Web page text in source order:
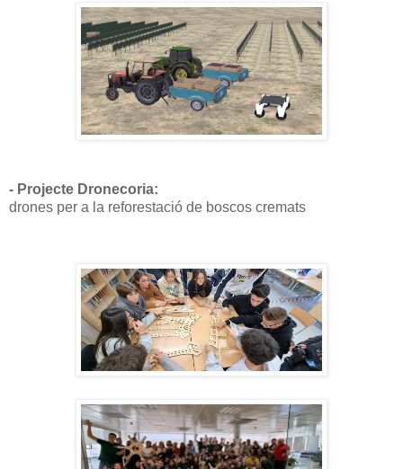
- Projecte Dronecoria:
drones per a la reforestació de boscos cremats